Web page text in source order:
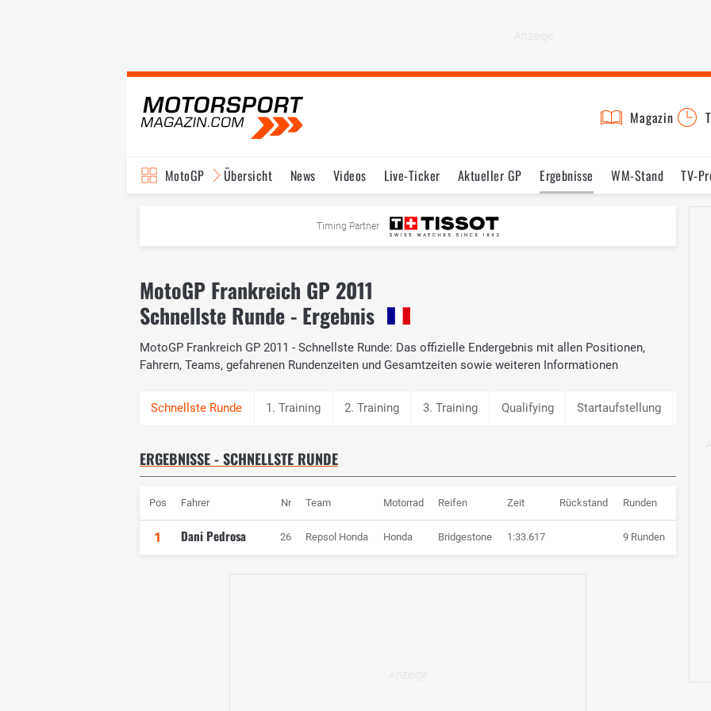
Magazin
MotoGP Übersicht News Videos Live-Ticker Aktueller GP Ergebnisse WM-Stand TV-
Testfahrten Reglement
Timing Partner
MotoGP Frankreich GP 2011
Schnellste Runde - Ergebnis
MotoGP Frankreich GP 2011 - Schnellste Runde: Das offizielle Endergebnis mit allen Positionen,
Fahrern, Teams, gefahrenen Rundenzeiten und Gesamtzeiten sowie weiteren Informationen
1. Training 2. Training 3. Training Qualifying Startaufstellung
ERGEBNISSE - SCHNELLSTE RUNDE
Pos Fahrer Nr Team Motorrad Reifen Zeit Rückstand Runden
1 Dani Pedrosa 26 Repsol Honda Honda Bridgestone 1:33.617 9 Runden